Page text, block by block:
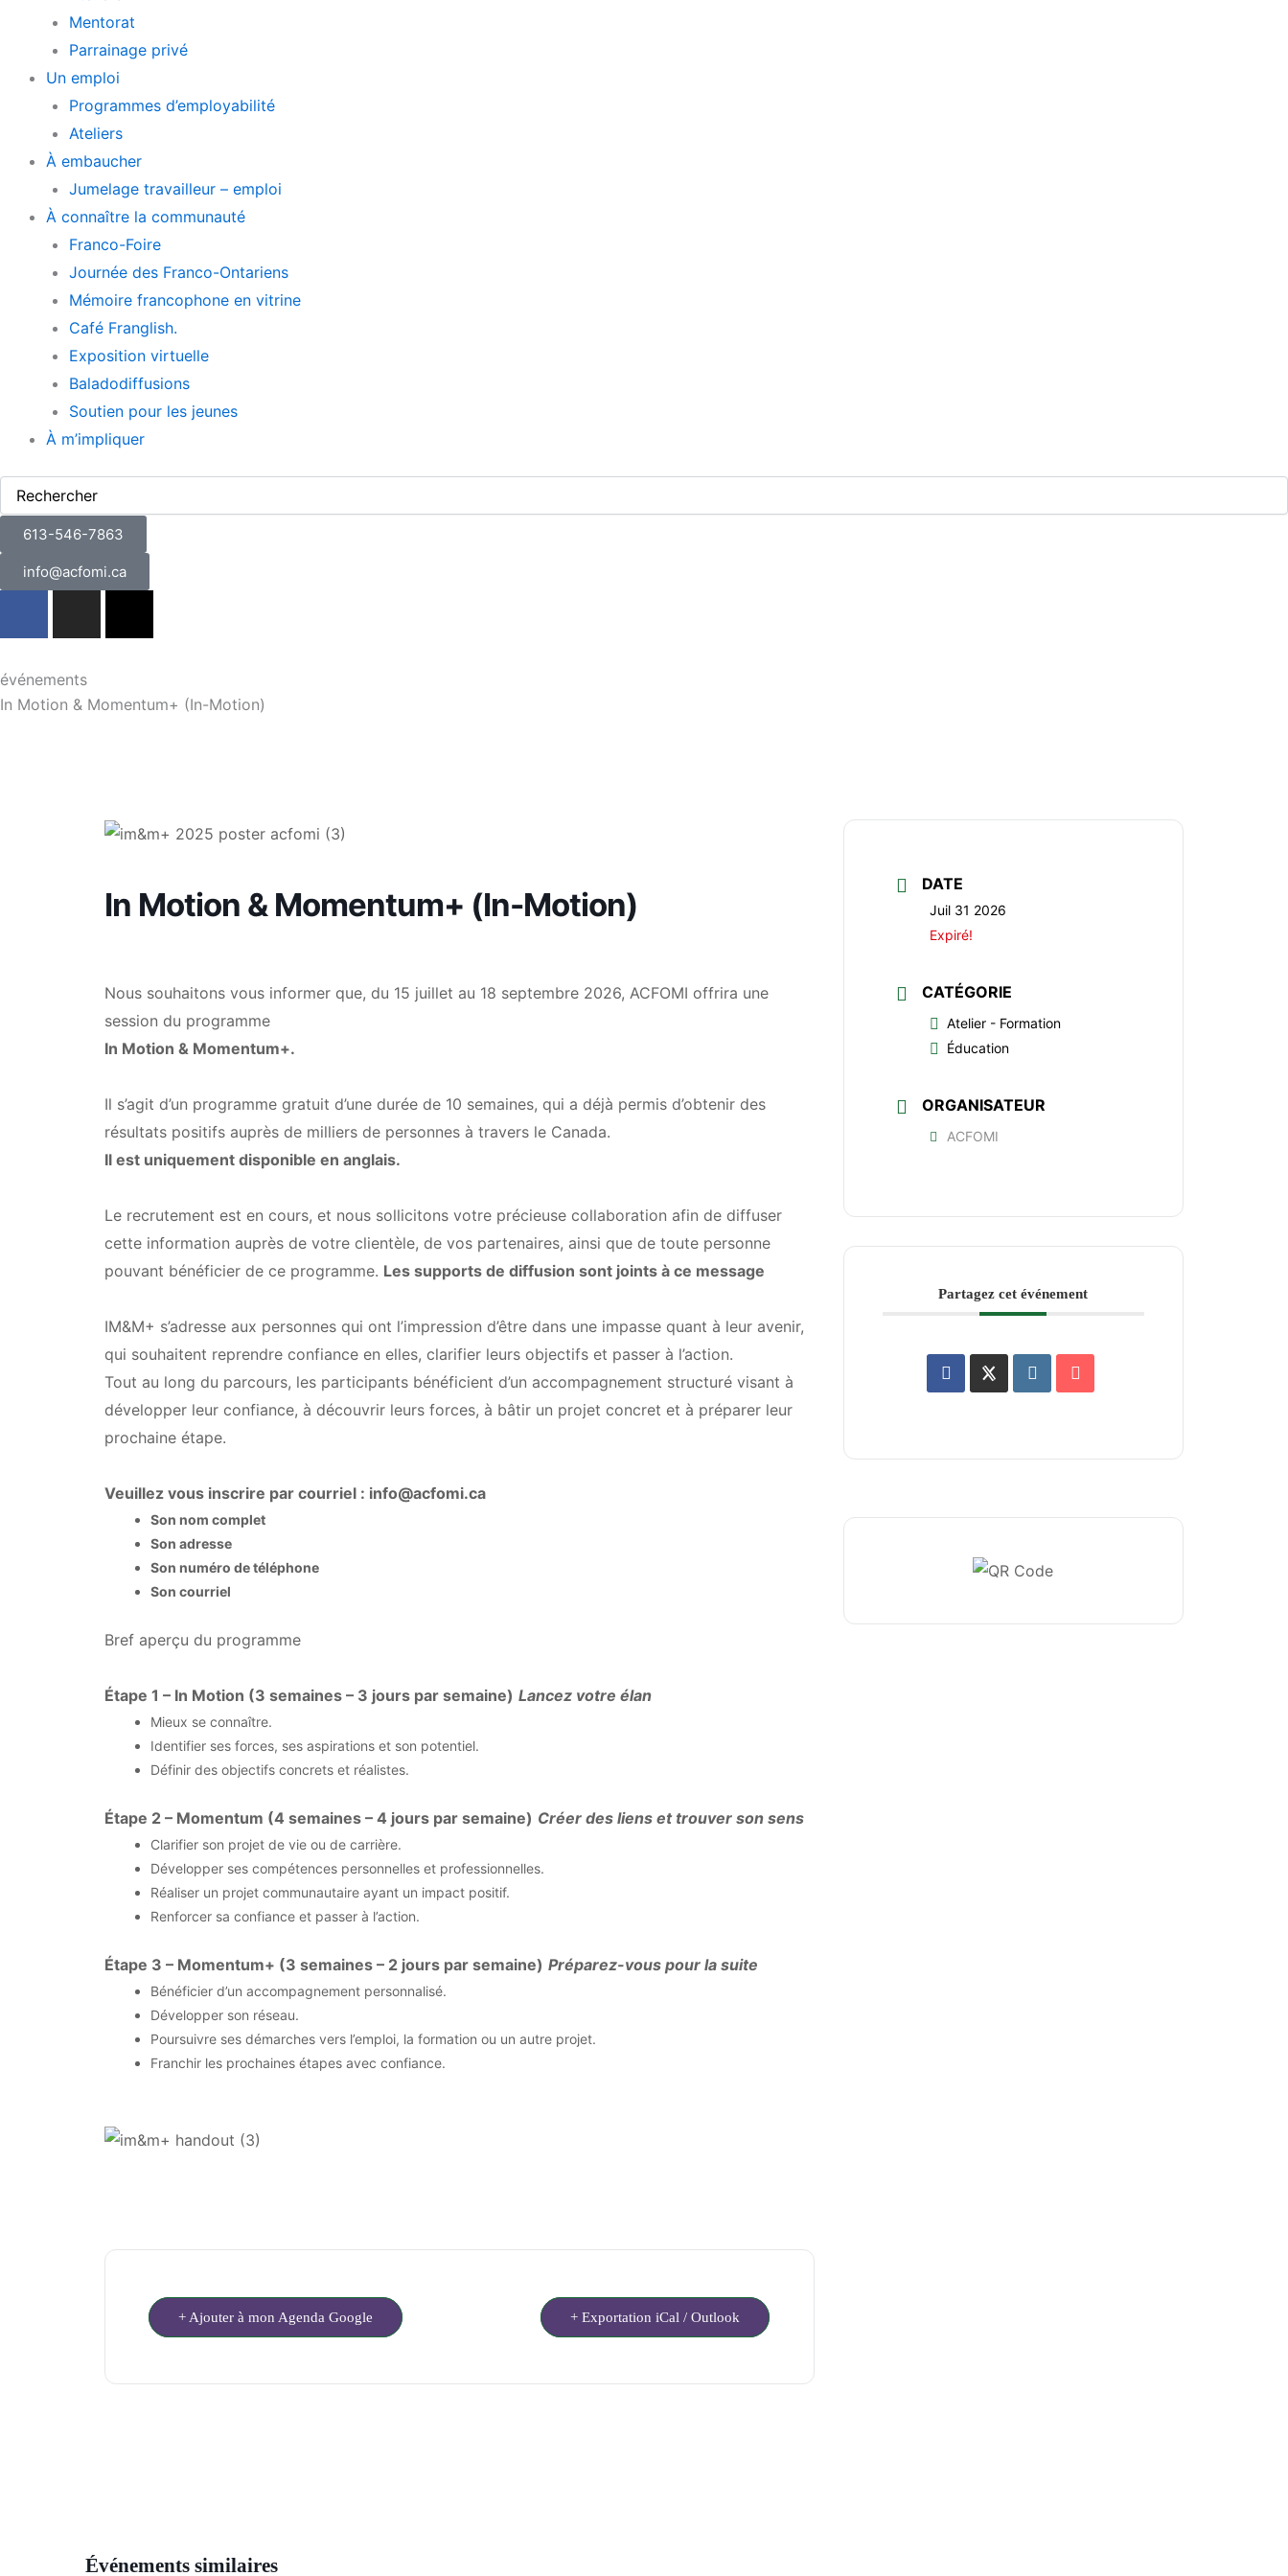
Mentorat
Parrainage privé
Un emploi
Programmes d’employabilité
Ateliers
À embaucher
Jumelage travailleur – emploi
À connaître la communauté
Franco-Foire
Journée des Franco-Ontariens
Mémoire francophone en vitrine
Café Franglish.
Exposition virtuelle
Baladodiffusions
Soutien pour les jeunes
À m’impliquer
613-546-7863
info@acfomi.ca
e
b
t
a
i
événements
In Motion & Momentum+ (In-Motion)
In Motion & Momentum+ (In-Motion)
Nous souhaitons vous informer que, du 15 juillet au 18 septembre 2026, ACFOMI offrira une
session du programme
In Motion & Momentum+.
Il s’agit d’un programme gratuit d’une durée de 10 semaines, qui a déjà permis d’obtenir des
résultats positifs auprès de milliers de personnes à travers le Canada.
Il est uniquement disponible en anglais.
Le recrutement est en cours, et nous sollicitons votre précieuse collaboration afin de diffuser
cette information auprès de votre clientèle, de vos partenaires, ainsi que de toute personne
pouvant bénéficier de ce programme. Les supports de diffusion sont joints à ce message
IM&M+ s’adresse aux personnes qui ont l’impression d’être dans une impasse quant à leur avenir,
qui souhaitent reprendre confiance en elles, clarifier leurs objectifs et passer à l’action.
Tout au long du parcours, les participants bénéficient d’un accompagnement structuré visant à
développer leur confiance, à découvrir leurs forces, à bâtir un projet concret et à préparer leur
prochaine étape.
Veuillez vous inscrire par courriel : info@acfomi.ca
Son nom complet
Son adresse
Son numéro de téléphone
Son courriel
Bref aperçu du programme
Étape 1 – In Motion (3 semaines – 3 jours par semaine) Lancez votre élan
Mieux se connaître.
Identifier ses forces, ses aspirations et son potentiel.
Définir des objectifs concrets et réalistes.
Étape 2 – Momentum (4 semaines – 4 jours par semaine) Créer des liens et trouver son sens
Clarifier son projet de vie ou de carrière.
Développer ses compétences personnelles et professionnelles.
Réaliser un projet communautaire ayant un impact positif.
Renforcer sa confiance et passer à l’action.
Étape 3 – Momentum+ (3 semaines – 2 jours par semaine) Préparez-vous pour la suite
Bénéficier d’un accompagnement personnalisé.
Développer son réseau.
Poursuivre ses démarches vers l’emploi, la formation ou un autre projet.
Franchir les prochaines étapes avec confiance.
+ Ajouter à mon Agenda Google + Exportation iCal / Outlook
DATE
Juil 31 2026
Expiré!
CATÉGORIE
Atelier - Formation
Éducation
ORGANISATEUR
ACFOMI
Partagez cet événement
Événements similaires